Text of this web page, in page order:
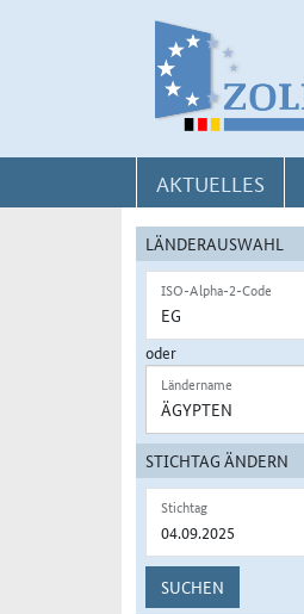
AKTUELLES
LÄNDERAUSWAHL
ISO-Alpha-2-Code
oder
Ländername
STICHTAG ÄNDERN
Stichtag
SUCHEN